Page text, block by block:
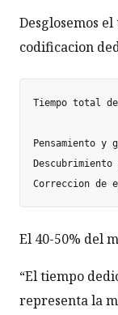
Desglosemos
codificacion
Tiempo total
Pensamiento y
El 40-50% del
“El tiempo
representa la